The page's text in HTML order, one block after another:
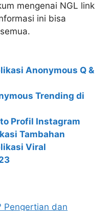
mengenai NGL link
ini bisa
Anonymous Q &
Trending di
Profil Instagram
Tambahan
Viral
Pengertian dan